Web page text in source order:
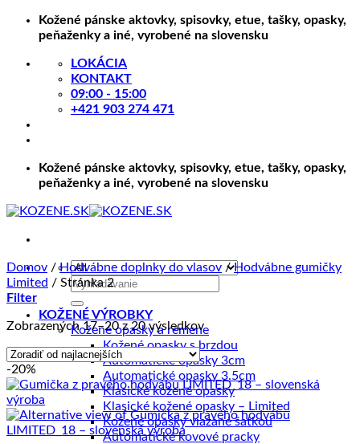
Skip
Kožené pánske aktovky, spisovky, etue, tašky, opasky,
peňaženky a iné, vyrobené na slovensku
LOKÁCIA
KONTAKT
09:00 - 15:00
+421 903 274 471
Kožené pánske aktovky, spisovky, etue, tašky, opasky,
peňaženky a iné, vyrobené na slovensku
Hľadať:
KOŽENÉ VÝROBKY
Kožené opasky a remene
Kožené opasky s brzdou
Automatické opasky 3cm
Automatické opasky 3.5cm
Klasické kožené opasky
Klasické kožené opasky – Limited
Kožené opasky viazané šatkou
Automatické kovové pracky
Domov / Hodvábne doplnky do vlasov / Hodvábne gumičky
Limited / Stránka 2
Filter
Zobrazených 17–20 z 20 výsledkovZoradené
podľa
ceny:
od
najnižšej
po
najvyššiu
-20%